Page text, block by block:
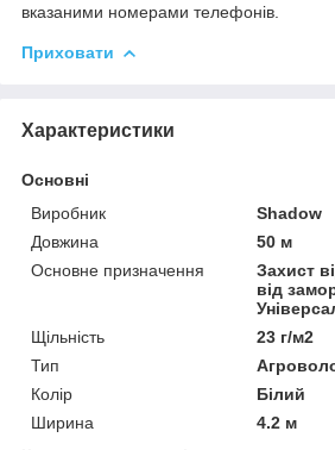
вказаними номерами телефонів.
Приховати
Характеристики
Основні
Виробник
Shadow
Довжина
50 м
Основне призначення
Захист
від
Щільність
23 г/м2
Тип
Колір
Білий
Ширина
4.2 м